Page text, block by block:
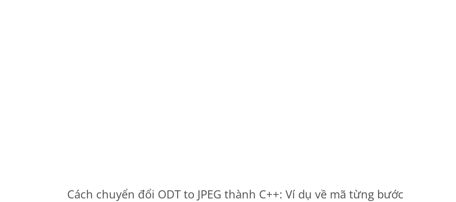
Cách chuyển đổi ODT to JPEG thành C++: Ví dụ về mã từng bước